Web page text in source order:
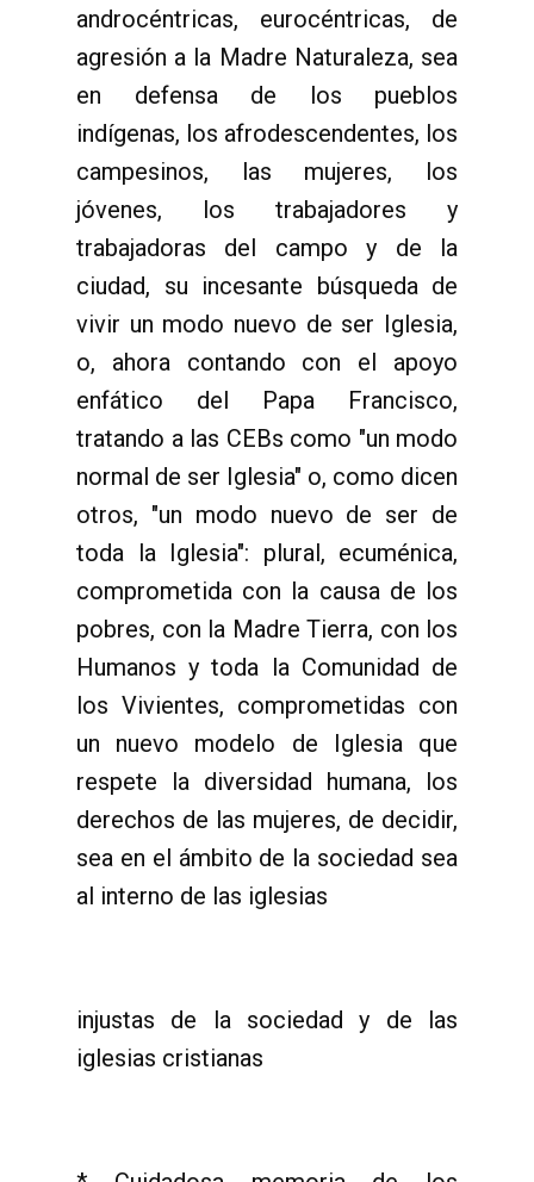
androcéntricas, eurocéntricas, de
agresión a la Madre Naturaleza, sea
en defensa de los pueblos
indígenas, los afrodescendentes, los
campesinos, las mujeres, los
jóvenes, los trabajadores y
trabajadoras del campo y de la
ciudad, su incesante búsqueda de
vivir un modo nuevo de ser Iglesia,
o, ahora contando con el apoyo
enfático del Papa Francisco,
tratando a las CEBs como "un modo
normal de ser Iglesia" o, como dicen
otros, "un modo nuevo de ser de
toda la Iglesia": plural, ecuménica,
comprometida con la causa de los
pobres, con la Madre Tierra, con los
Humanos y toda la Comunidad de
los Vivientes, comprometidas con
un nuevo modelo de Iglesia que
respete la diversidad humana, los
derechos de las mujeres, de decidir,
sea en el ámbito de la sociedad sea
al interno de las iglesias
injustas de la sociedad y de las
iglesias cristianas